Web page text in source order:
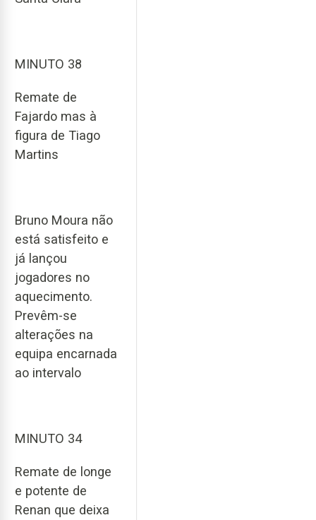
MINUTO 38
Remate de
Fajardo mas à
figura de Tiago
Martins
Bruno Moura não
está satisfeito e
já lançou
jogadores no
aquecimento.
Prevêm-se
alterações na
equipa encarnada
ao intervalo
MINUTO 34
Remate de longe
e potente de
Renan que deixa